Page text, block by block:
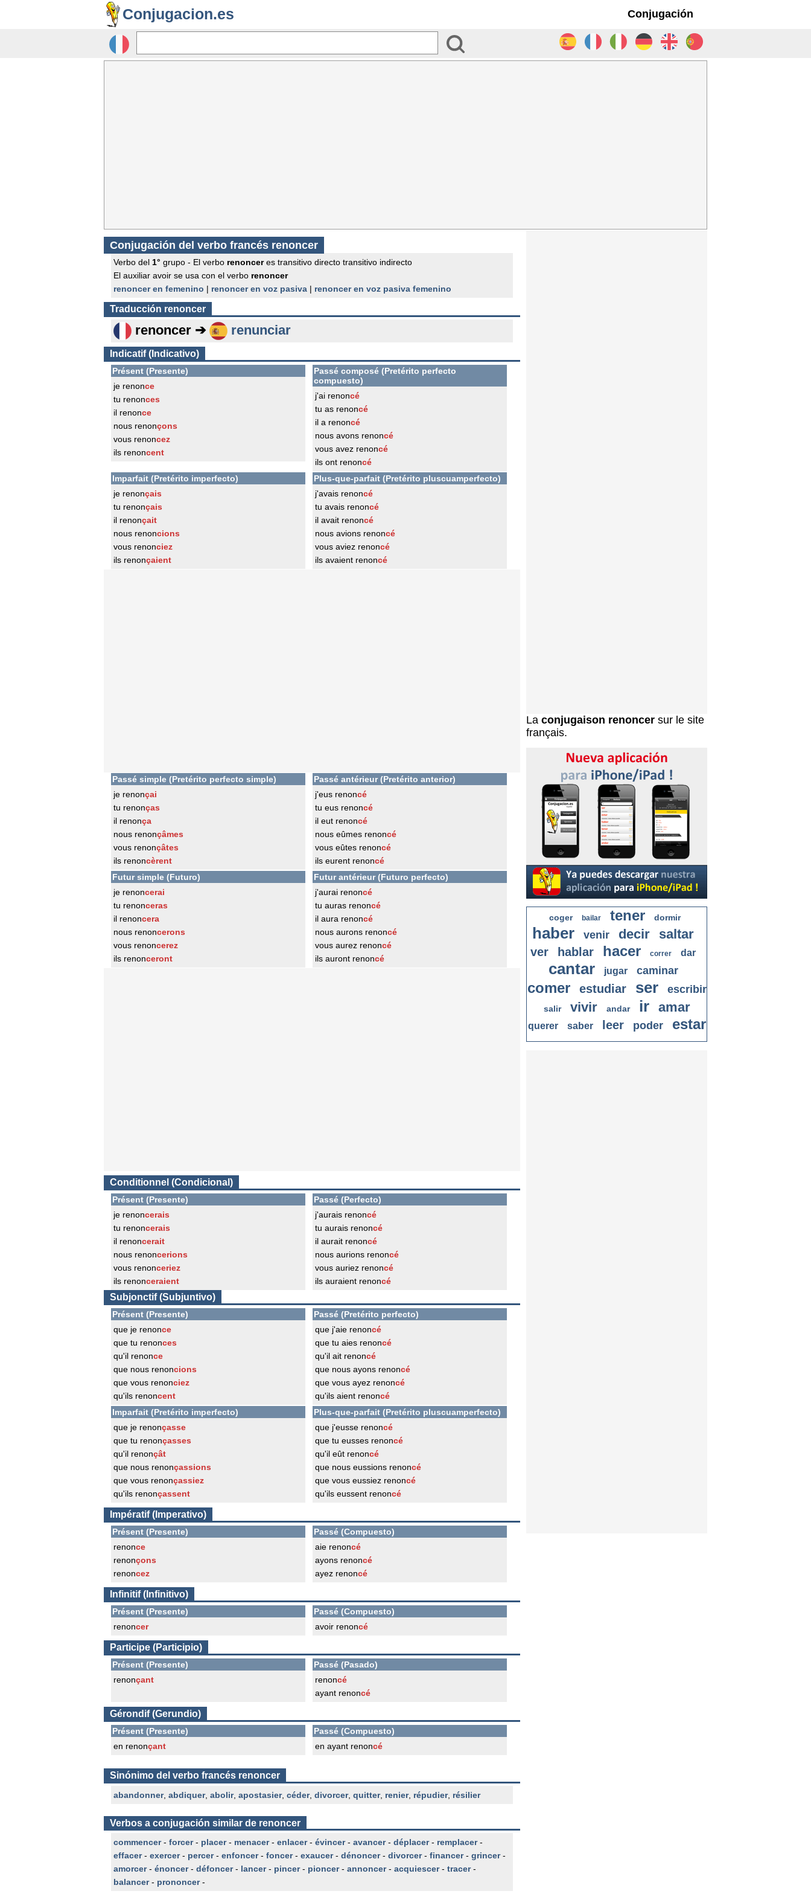
Conjugacion.es Conjugación
Conjugación del verbo francés renoncer
Verbo del 1° grupo - El verbo renonceres transitivo directo transitivo indirecto
El auxiliar avoir se usa con el verbo renoncer
renoncer en femenino | renoncer en voz pasiva | renoncer en voz pasiva femenino
Traducción renoncer
renoncer ➔ renunciar
Indicatif (Indicativo)
Présent (Presente)
je renonce
tu renonces
il renonce
nous renonçons
vous renoncez
ils renoncent
Passé composé (Pretérito perfecto
compuesto)
j'ai renoncé
tu as renoncé
il a renoncé
nous avons renoncé
vous avez renoncé
ils ont renoncé
Imparfait (Pretérito imperfecto)
je renonçais
tu renonçais
il renonçait
nous renoncions
vous renonciez
ils renonçaient
Plus-que-parfait (Pretérito pluscuamperfecto)
j'avais renoncé
tu avais renoncé
il avait renoncé
nous avions renoncé
vous aviez renoncé
ils avaient renoncé
Passé simple (Pretérito perfecto simple)
je renonçai
tu renonças
il renonça
nous renonçâmes
vous renonçâtes
ils renoncèrent
Passé antérieur (Pretérito anterior)
j'eus renoncé
tu eus renoncé
il eut renoncé
nous eûmes renoncé
vous eûtes renoncé
ils eurent renoncé
Futur simple (Futuro)
je renoncerai
tu renonceras
il renoncera
nous renoncerons
vous renoncerez
ils renonceront
Futur antérieur (Futuro perfecto)
j'aurai renoncé
tu auras renoncé
il aura renoncé
nous aurons renoncé
vous aurez renoncé
ils auront renoncé
Conditionnel (Condicional)
Présent (Presente)
je renoncerais
tu renoncerais
il renoncerait
nous renoncerions
vous renonceriez
ils renonceraient
Passé (Perfecto)
j'aurais renoncé
tu aurais renoncé
il aurait renoncé
nous aurions renoncé
vous auriez renoncé
ils auraient renoncé
Subjonctif (Subjuntivo)
Présent (Presente)
que je renonce
que tu renonces
qu'il renonce
que nous renoncions
que vous renonciez
qu'ils renoncent
Passé (Pretérito perfecto)
que j'aie renoncé
que tu aies renoncé
qu'il ait renoncé
que nous ayons renoncé
que vous ayez renoncé
qu'ils aient renoncé
Imparfait (Pretérito imperfecto)
que je renonçasse
que tu renonçasses
qu'il renonçât
que nous renonçassions
que vous renonçassiez
qu'ils renonçassent
Plus-que-parfait (Pretérito pluscuamperfecto)
que j'eusse renoncé
que tu eusses renoncé
qu'il eût renoncé
que nous eussions renoncé
que vous eussiez renoncé
qu'ils eussent renoncé
Impératif (Imperativo)
Présent (Presente)
renonce
renonçons
renoncez
Passé (Compuesto)
aie renoncé
ayons renoncé
ayez renoncé
Infinitif (Infinitivo)
Présent (Presente)
renoncer
Passé (Compuesto)
avoir renoncé
Participe (Participio)
Présent (Presente)
renonçant
Passé (Pasado)
renoncé
ayant renoncé
Gérondif (Gerundio)
Présent (Presente)
en renonçant
Passé (Compuesto)
en ayant renoncé
Sinónimo del verbo francés renoncer
abandonner, abdiquer, abolir, apostasier, céder, divorcer, quitter, renier, répudier, résilier
Verbos a conjugación similar de renoncer
commencer- forcer- placer- menacer- enlacer- évincer- avancer- déplacer- remplacer-
effacer- exercer- percer- enfoncer- foncer- exaucer- dénoncer- divorcer- financer- grincer-
amorcer- énoncer- défoncer- lancer- pincer- pioncer- annoncer- acquiescer- tracer-
balancer- prononcer-
La conjugaison renoncer sur le site
français.
coger bailar tener dormir
haber venir decir saltar
ver hablar hacer correr dar
cantar jugar caminar
comer estudiar ser escribir
salir vivir andar ir amar
querer saber leer poder estar